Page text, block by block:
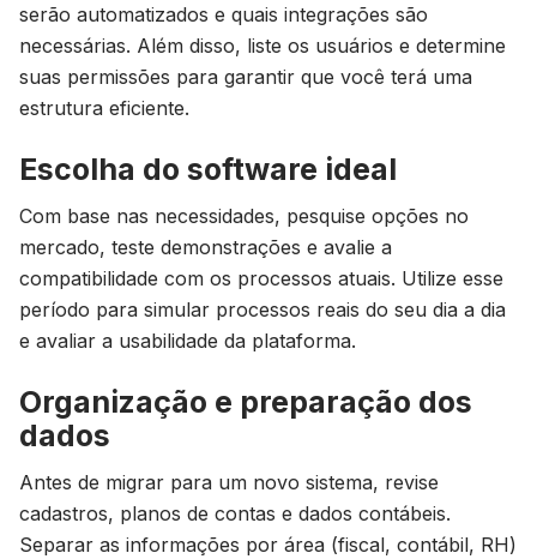
serão automatizados e quais integrações são
necessárias. Além disso, liste os usuários e determine
suas permissões para garantir que você terá uma
estrutura eficiente.
Escolha do software ideal
Com base nas necessidades, pesquise opções no
mercado, teste demonstrações e avalie a
compatibilidade com os processos atuais. Utilize esse
período para simular processos reais do seu dia a dia
e avaliar a usabilidade da plataforma.
Organização e preparação dos
dados
Antes de migrar para um novo sistema, revise
cadastros, planos de contas e dados contábeis.
Separar as informações por área (fiscal, contábil, RH)